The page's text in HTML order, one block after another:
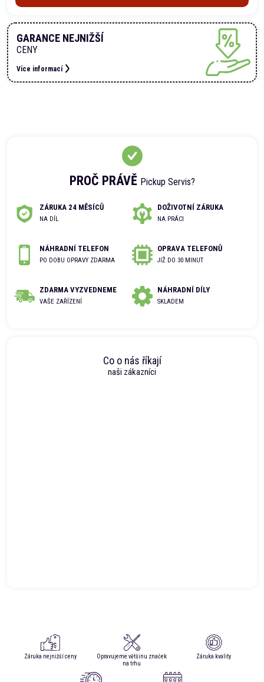
PROČ PRÁVĚ Pickup Servis?
ZÁRUKA 24 MĚSÍCŮ
NA DÍL
DOŽIVOTNÍ ZÁRUKA
NA PRÁCI
NÁHRADNÍ TELEFON
PO DOBU OPRAVY ZDARMA
OPRAVA TELEFONŮ
JIŽ DO 30 MINUT
ZDARMA VYZVEDNEME
VAŠE ZAŘÍZENÍ
NÁHRADNÍ DÍLY
SKLADEM
Co o nás říkají
naši zákazníci
GARANCE NEJNIŽŠÍ
CENY
Více informací
Záruka nejnižší ceny
Opravujeme většinu značek
na trhu
Záruka kvality